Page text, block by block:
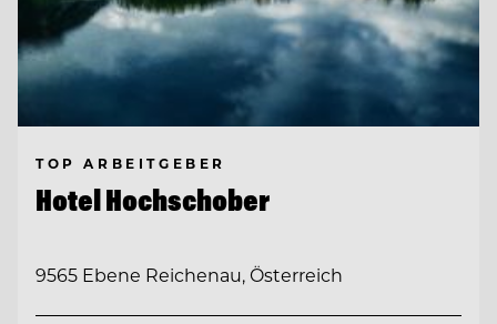
TOP ARBEITGEBER
Hotel Hochschober
9565 Ebene Reichenau, Österreich